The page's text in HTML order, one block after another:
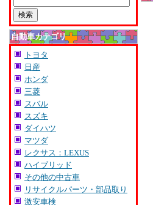
自動車カテゴリ
トヨタ
日産
ホンダ
三菱
スバル
スズキ
ダイハツ
マツダ
レクサス：LEXUS
ハイブリッド
その他の中古車
リサイクルパーツ・部品取り
激安車検